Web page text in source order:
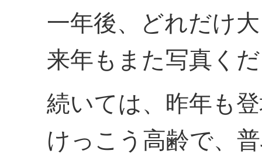
一年後、どれだけ
来年もまた写真く
続いては、昨年も
けっこう高齢で、